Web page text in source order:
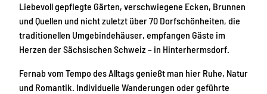
Liebevoll gepflegte Gärten, verschwiegene Ecken, Brunnen
und Quellen und nicht zuletzt über 70 Dorfschönheiten, die
traditionellen Umgebindehäuser, empfangen Gäste im
Herzen der Sächsischen Schweiz – in Hinterhermsdorf.
Fernab vom Tempo des Alltags genießt man hier Ruhe, Natur
und Romantik. Individuelle Wanderungen oder geführte